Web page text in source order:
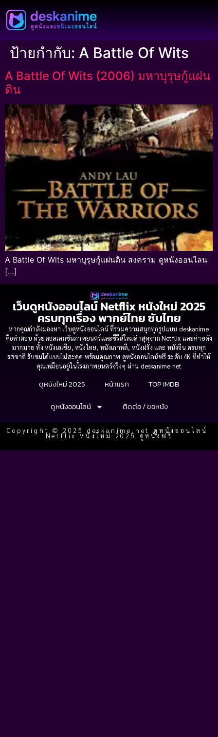
ป้ายกำกับ: A Battle Of Wits
A Battle Of Wits (2006) มหาบุรุษกู้แผ่น
ดิน
A Battle Of Wits มหาบุรุษกู้แผ่นดิน สงคราม ดูหนังออนไลน
[…]
เว็บดูหนังออนไลน์ Netflix หนังใหม่ 2025
ครบทุกเรื่อง พากย์ไทย ซับไทย
หากคุณกำลังมองหา เว็บดูหนังออนไลน์ ที่รวมความสนุกทุกรูปแบบ deskanime
คือคำตอบ ด้วยคอลเลกชันภาพยนตร์และซีรีส์ใหม่ล่าสุดจาก Netflix และค่ายดัง
มากมาย ทั้ง หนังเอเชีย, หนังไทย, หนังเกาหลี, หนังฝรั่ง และ หนังจีน ครบทุก
รสชาติ รับชมได้แบบไม่สะดุด พร้อมคุณภาพ ดูหนังออนไลน์ฟรี ระดับ 4K ที่ทำให้
คุณเหมือนอยู่ในโรงภาพยนตร์จริงๆ ผ่าน deskanime.net
ดูหนังใหม่ 2025 หน้าแรก
TOP IMDB
ดูหนังออนไลน์
ติดต่อ / ขอหนัง
Copyright © 2025 deskanime.net ดูหนังออนไลน์
Netflix หนังใหม่ 2025 ดูหนังฟรี